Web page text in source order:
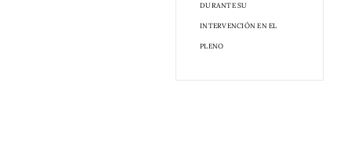
DURANTE SU
INTERVENCIÓN EN EL
PLENO